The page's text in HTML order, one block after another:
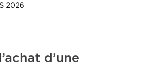
2026
d’une